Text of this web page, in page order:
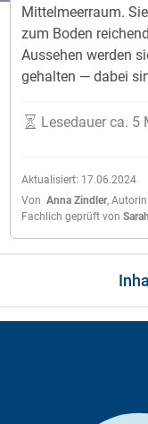
Mittelmeerraum.
zum Boden
Aussehen werden
gehalten — dabei
Aktualisiert: 17.06.2024
Von Anna Zindler, Autorin
Fachlich geprüft von
Lesedauer ca. 5